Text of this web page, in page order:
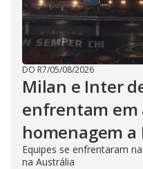
DO R7/05/08/2026
Milan e Inter
enfrentam em
homenagem a
Equipes se enfrentaram
na Austrália